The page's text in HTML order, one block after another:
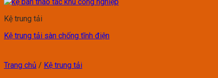
Kệ trung tải
Kệ trung tải sàn chống tĩnh điện
Trang chủ / Kệ trung tải